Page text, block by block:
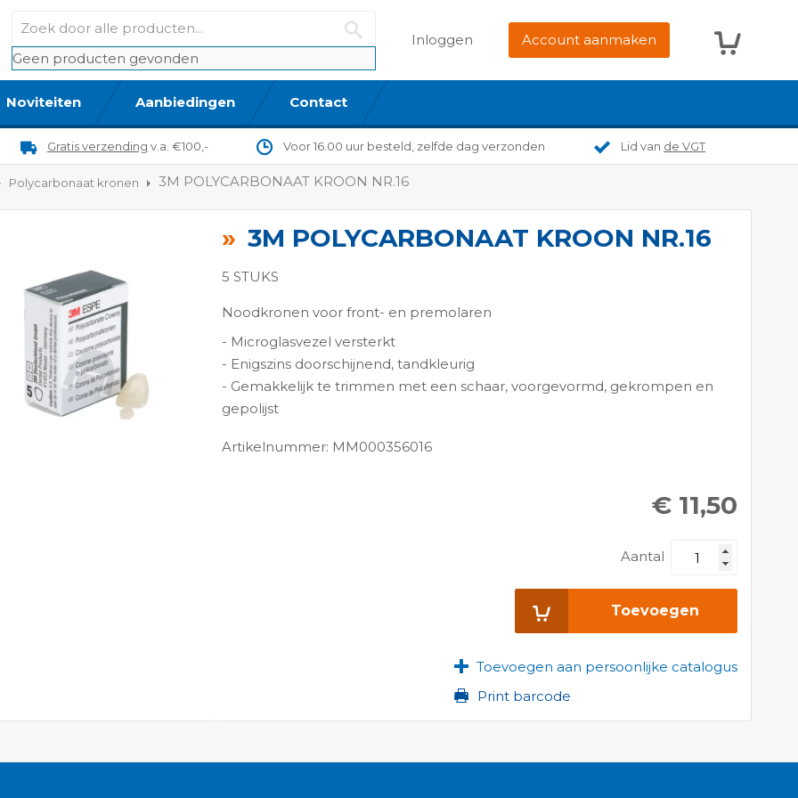
Geen producten gevonden
Inloggen Account aanmaken
Noviteiten Aanbiedingen Contact
Gratis verzending v.a. €100,- Voor 16.00 uur besteld, zelfde dag verzonden Lid van de VGT
Polycarbonaat kronen 3M POLYCARBONAAT KROON NR.16
3M POLYCARBONAAT KROON NR.16
5 STUKS
Noodkronen voor front- en premolaren
- Microglasvezel versterkt
- Enigszins doorschijnend, tandkleurig
- Gemakkelijk te trimmen met een schaar, voorgevormd, gekrompen en
gepolijst
Artikelnummer: MM000356016
€ 11,50
Aantal
Toevoegen
Toevoegen aan persoonlijke catalogus
Print barcode